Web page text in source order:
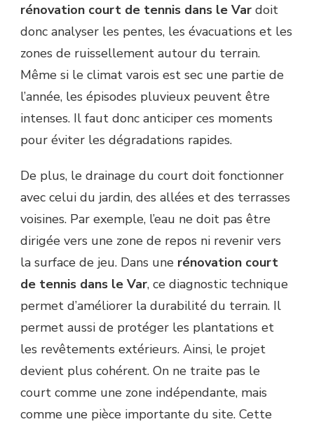
rénovation court de tennis dans le Var doit
donc analyser les pentes, les évacuations et les
zones de ruissellement autour du terrain.
Même si le climat varois est sec une partie de
l’année, les épisodes pluvieux peuvent être
intenses. Il faut donc anticiper ces moments
pour éviter les dégradations rapides.
De plus, le drainage du court doit fonctionner
avec celui du jardin, des allées et des terrasses
voisines. Par exemple, l’eau ne doit pas être
dirigée vers une zone de repos ni revenir vers
la surface de jeu. Dans une rénovation court
de tennis dans le Var, ce diagnostic technique
permet d’améliorer la durabilité du terrain. Il
permet aussi de protéger les plantations et
les revêtements extérieurs. Ainsi, le projet
devient plus cohérent. On ne traite pas le
court comme une zone indépendante, mais
comme une pièce importante du site. Cette